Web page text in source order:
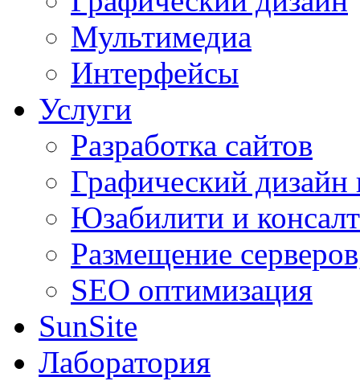
Мультимедиa
Интерфейсы
Услуги
Разработка сайтов
Графический дизайн
Юзабилити и
Размещение
SEO оптимизация
SunSite
Лаборатория